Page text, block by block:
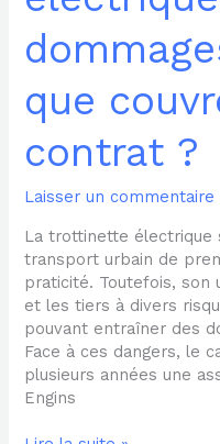
que
contrat ?
Laisser un commentaire
La trottinette électrique
transport urbain de
praticité. Toutefois, son
et les tiers à divers
pouvant entraîner des
Face à ces dangers, le
plusieurs années une
Engins